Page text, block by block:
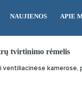
NAUJIENOS APIE
tvirtinimo rėmelis
kamerose,